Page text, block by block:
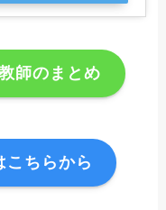
師のまとめ
こちらから